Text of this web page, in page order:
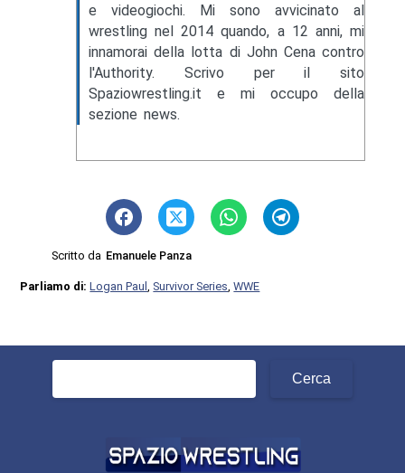
e videogiochi. Mi sono avvicinato al
wrestling nel 2014 quando, a 12 anni, mi
innamorai della lotta di John Cena contro
l'Authority. Scrivo per il sito
Spaziowrestling.it e mi occupo della
sezione news.
Scritto da Emanuele Panza
Parliamo di:Logan Paul ,Survivor Series ,WWE